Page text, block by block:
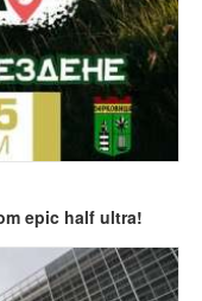
epic half ultra!